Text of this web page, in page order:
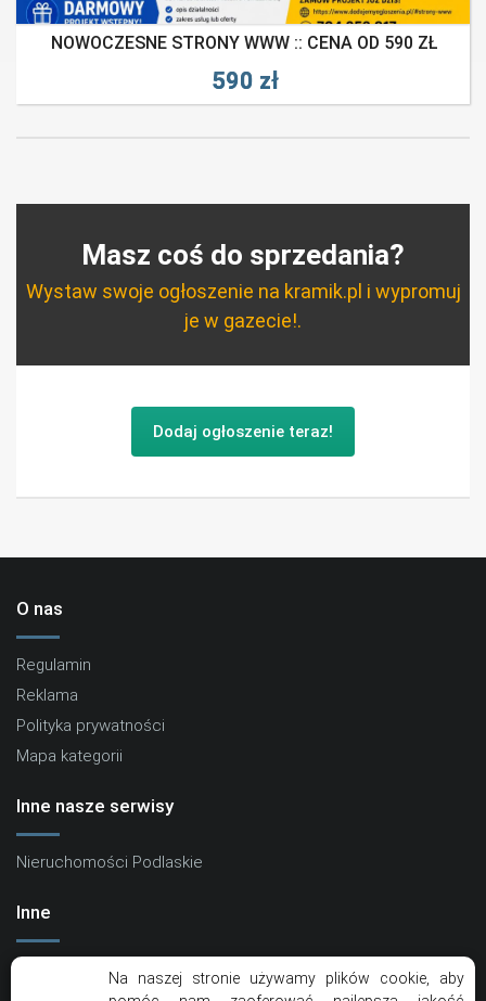
NOWOCZESNE STRONY WWW :: CENA OD 590 ZŁ
590 zł
Masz coś do sprzedania?
Wystaw swoje ogłoszenie na kramik.pl i wypromuj
je w gazecie!.
Dodaj ogłoszenie teraz!
O nas
Regulamin
Reklama
Polityka prywatności
Mapa kategorii
Inne nasze serwisy
Nieruchomości Podlaskie
Inne
Na naszej stronie używamy plików cookie, aby